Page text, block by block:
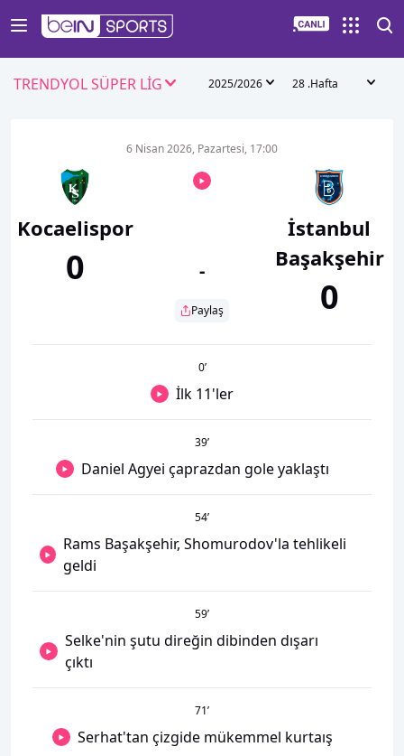
TRENDYOL SÜPER LİG 2025/2026 28 .Hafta
Kocaelispor
0
6 Nisan 2026, Pazartesi, 17:00
-
Paylaş
İstanbul
Başakşehir
0
0’
İlk 11'ler
39’
Daniel Agyei çaprazdan gole yaklaştı
54’
Rams Başakşehir, Shomurodov'la tehlikeli
geldi
59’
Selke'nin şutu direğin dibinden dışarı
çıktı
71’
Serhat'tan çizgide mükemmel kurtaış